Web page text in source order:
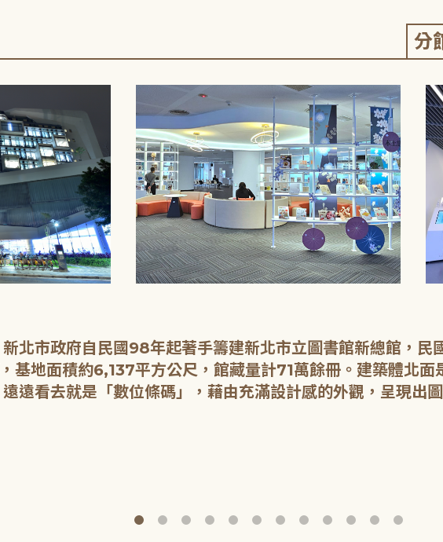
分
北市政府自民國98年起著手籌建新北市立圖書館新總館，
基地面積約6,137平方公尺，館藏量計71萬餘冊。建築體北
遠看去就是「數位條碼」，藉由充滿設計感的外觀，呈現出